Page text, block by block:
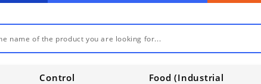
Control
Food (Industrial